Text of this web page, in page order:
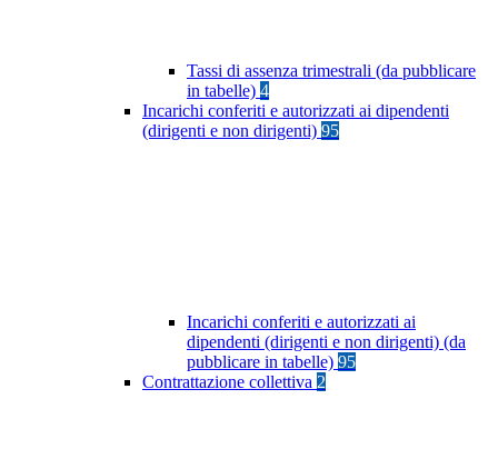
Tassi di assenza trimestrali (da pubblicare
in tabelle) 4
Incarichi conferiti e autorizzati ai dipendenti
(dirigenti e non dirigenti) 95
Incarichi conferiti e autorizzati ai
dipendenti (dirigenti e non dirigenti) (da
pubblicare in tabelle) 95
Contrattazione collettiva 2